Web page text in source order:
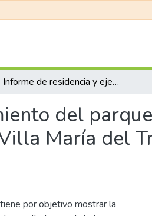
Informe de residencia y ejecución del mejoramiento del parque Juan XXIII en la zona de virgen de Lourdes distrito Villa María del Triunfo, provincia y departamento de Lima
del
María del
por objetivo mostrar la